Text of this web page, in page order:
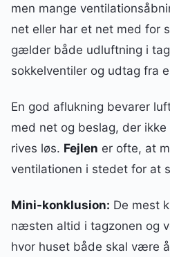
men mange
net eller har et net med for
gælder både udluftning i
sokkelventiler og udtag fra
En god aflukning bevarer
med net og beslag, der
rives løs. Fejlen er ofte, at
ventilationen i stedet for at
Mini-konklusion: De mest
næsten altid i tagzonen og
hvor huset både skal være